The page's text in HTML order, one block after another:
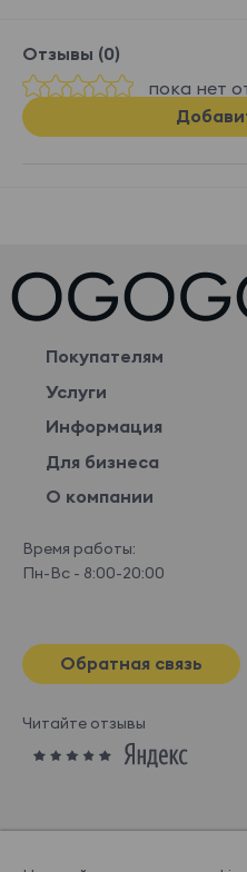
Отзывы (0)
пока нет
Покупателям
Услуги
Информация
Для бизнеса
О компании
Время работы:
Пн-Вс - 8:00-20:00
Обратная связь
Читайте отзывы